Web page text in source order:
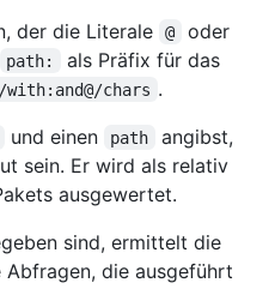
der die Literale @ oder
path:
als Präfix für das
chars .
und einen path
angibst,
sein. Er wird als relativ
ausgewertet.
sind, ermittelt die
die ausgeführt